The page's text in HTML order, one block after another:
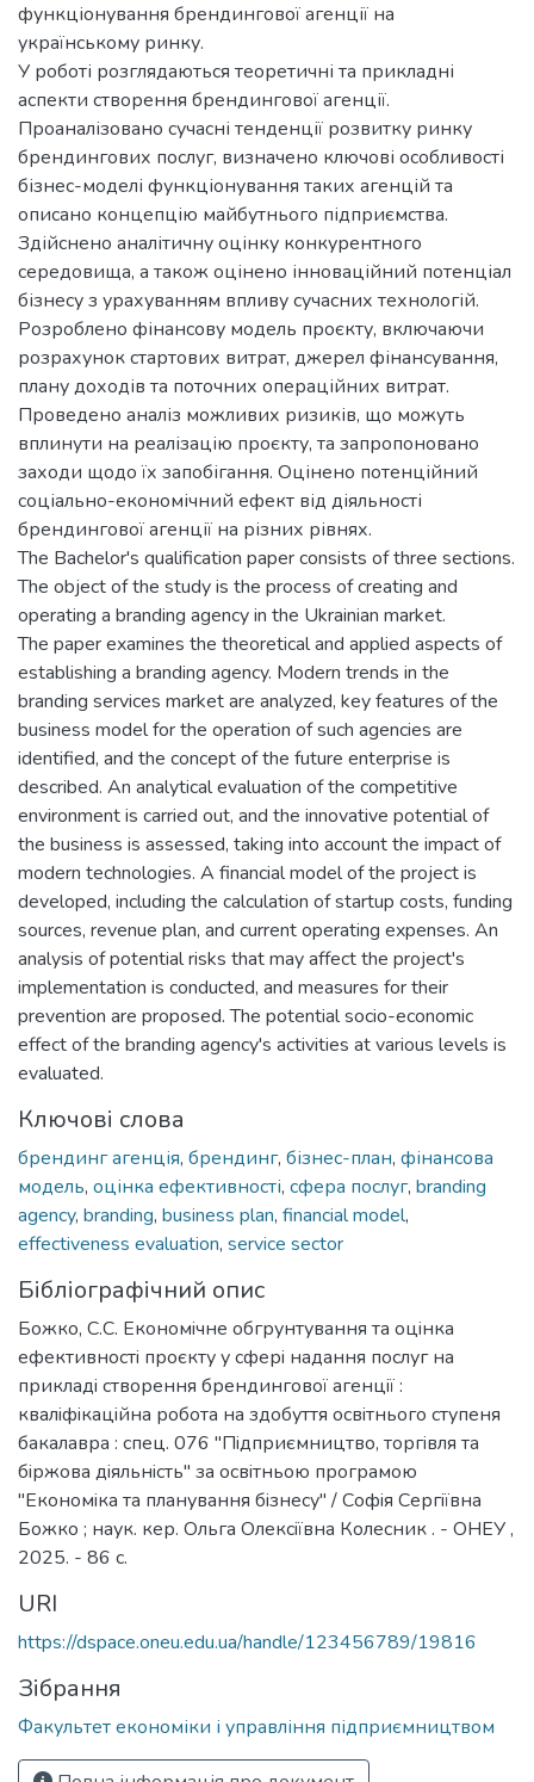
функціонування брендингової агенції на
українському ринку.
У роботі розглядаються теоретичні та прикладні
аспекти створення брендингової агенції.
Проаналізовано сучасні тенденції розвитку ринку
брендингових послуг, визначено ключові особливості
бізнес-моделі функціонування таких агенцій та
описано концепцію майбутнього підприємства.
Здійснено аналітичну оцінку конкурентного
середовища, а також оцінено інноваційний потенціал
бізнесу з урахуванням впливу сучасних технологій.
Розроблено фінансову модель проєкту, включаючи
розрахунок стартових витрат, джерел фінансування,
плану доходів та поточних операційних витрат.
Проведено аналіз можливих ризиків, що можуть
вплинути на реалізацію проєкту, та запропоновано
заходи щодо їх запобігання. Оцінено потенційний
соціально-економічний ефект від діяльності
брендингової агенції на різних рівнях.
The Bachelor's qualification paper consists of three sections.
The object of the study is the process of creating and
operating a branding agency in the Ukrainian market.
The paper examines the theoretical and applied aspects of
establishing a branding agency. Modern trends in the
branding services market are analyzed, key features of the
business model for the operation of such agencies are
identified, and the concept of the future enterprise is
described. An analytical evaluation of the competitive
environment is carried out, and the innovative potential of
the business is assessed, taking into account the impact of
modern technologies. A financial model of the project is
developed, including the calculation of startup costs, funding
sources, revenue plan, and current operating expenses. An
analysis of potential risks that may affect the project's
implementation is conducted, and measures for their
prevention are proposed. The potential socio-economic
effect of the branding agency's activities at various levels is
evaluated.
Ключові слова
брендинг агенція, брендинг, бізнес-план, фінансова
модель, оцінка ефективності, сфера послуг, branding
agency, branding, business plan, financial model,
effectiveness evaluation, service sector
Бібліографічний опис
Божко, С.С. Економiчне обгрунтування та оцiнка
ефективностi проєкту у сферi надання послуг на
прикладi створення брендингової агенцiї :
квалiфiкацiйна робота на здобуття освiтнього ступеня
бакалавра : спец. 076 "Пiдприємництво, торгiвля та
бiржова дiяльнiсть" за освiтньою програмою
"Економiка та планування бiзнесу" / Софiя Сергiївна
Божко ; наук. кер. Ольга Олексiївна Колесник . - ОНЕУ ,
2025. - 86 с.
URI
https://dspace.oneu.edu.ua/handle/123456789/19816
Зібрання
Факультет економіки і управління підприємництвом